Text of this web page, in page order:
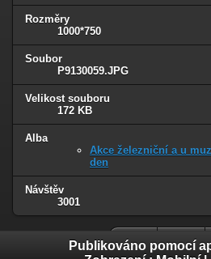
Rozměry
1000*750
Soubor
P9130059.JPG
Velikost souboru
172 KB
Alba
Akce železniční a u
den
Návštěv
3001
Publikováno pomocí